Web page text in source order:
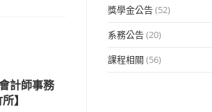
計師事務
】
獎學金公告(52)
系務公告(20)
課程相關 (56)